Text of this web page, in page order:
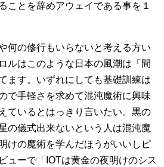
ことを辞めアウェイである事を１
何の修行もいらないと考える方い
ルはこのような日本の風潮は「間
ます。いずれにしても基礎訓練は
で手軽さを求めて混沌魔術に興味
ているとはっきり言いたい。黒の
の儀式出来ないという人は混沌魔
けの魔術を学んだほうがいいしピ
ューで「IOTは黄金の夜明けのシス